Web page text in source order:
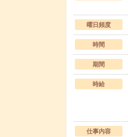
曜日頻度
時間
期間
時給
仕事内容